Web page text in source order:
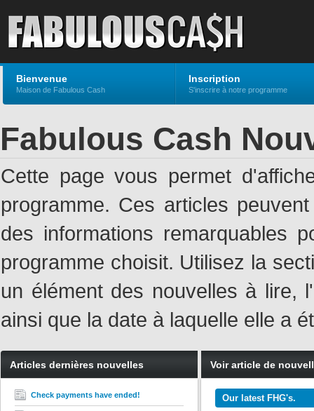
Bienvenue
Maison de Fabulous Cash
Inscription
S'inscrire à notre programme
Fabulous Cash
Cette page vous permet
programme. Ces articles
des informations remarquables
programme choisit. Utilisez la
un élément des nouvelles à lire,
ainsi que la date à laquelle elle a
Articles dernières nouvelles
Check payments have ended!
Voir article de
Our latest FHG's.